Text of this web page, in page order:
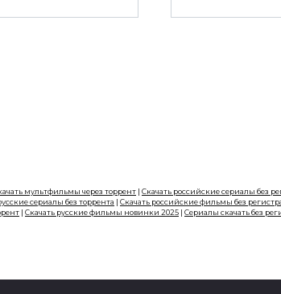
мультфильмы через торрент | Скачать российские сериалы без
сериалы без торрента | Скачать российские фильмы без
| Скачать русские фильмы новинки 2025 | Сериалы скачать без